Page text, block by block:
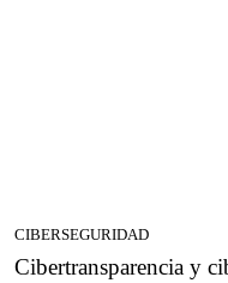
CIBERSEGURIDAD
Cibertransparencia y